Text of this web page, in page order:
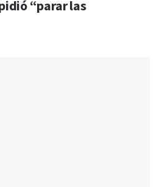
“parar las